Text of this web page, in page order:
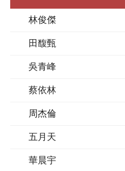
林俊傑
田馥甄
吳青峰
蔡依林
周杰倫
五月天
華晨宇